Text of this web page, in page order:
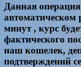
Данная
автоматическом
минут , курс
фактического
наш кошелек,
подтверждений